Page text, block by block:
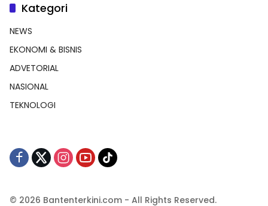
Kategori
NEWS
EKONOMI & BISNIS
ADVETORIAL
NASIONAL
TEKNOLOGI
© 2026 Bantenterkini.com - All Rights Reserved.